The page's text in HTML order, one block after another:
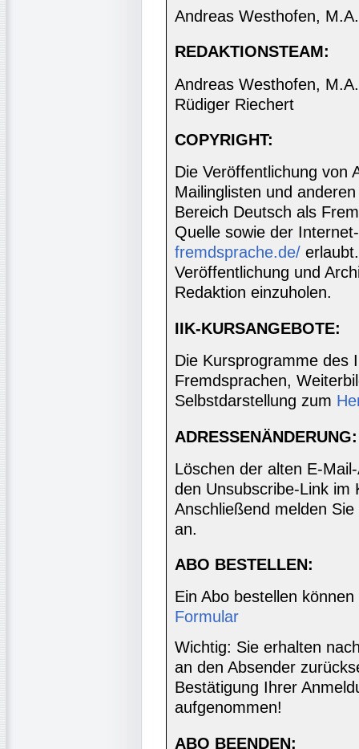
Andreas Westhofen, M.A.
REDAKTIONSTEAM:
Andreas Westhofen,
Rüdiger Riechert
COPYRIGHT:
Die Veröffentlichung von
Mailinglisten und
Bereich Deutsch als
Quelle sowie der
fremdsprache.de/
Veröffentlichung und
Redaktion einzuholen.
IIK-KURSANGEBOTE:
Die Kursprogramme des
Fremdsprachen,
Selbstdarstellung zum
ADRESSENÄNDERUNG:
Löschen der alten E-
den Unsubscribe-Link im
Anschließend melden
an.
ABO BESTELLEN:
Ein Abo bestellen
Formular
Wichtig: Sie erhalten
an den Absender
Bestätigung Ihrer
aufgenommen!
ABO BEENDEN: